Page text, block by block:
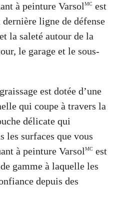
à peinture VarsolMCest
ligne de défense
la saleté autour de la
le garage et le sous-
est dotée d’une
qui coupe à travers la
délicate qui
les surfaces que vous
à peinture VarsolMCest
gamme à laquelle les
depuis des